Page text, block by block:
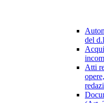
del
Atti